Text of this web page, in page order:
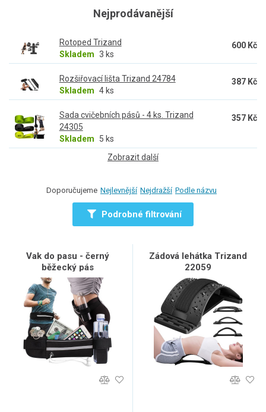
Nejprodávanější
Rotoped Trizand
Skladem 3 ks
600 Kč
Rozšiřovací lišta Trizand 24784
Skladem 4 ks
387 Kč
Sada cvičebních pásů - 4 ks. Trizand
24305
Skladem
5 ks
357 Kč
Zobrazit další
Doporučujeme Nejlevnější Nejdražší Podle názvu
Podrobné filtrování
Vak do pasu - černý
běžecký pás
Zádová lehátka Trizand
22059